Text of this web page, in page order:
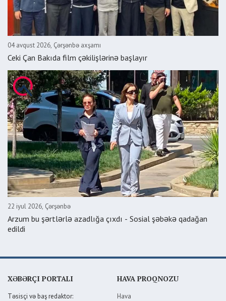
04 avqust 2026, Çərşənbə axşamı
Ceki Çan Bakıda film çəkilişlərinə başlayır
22 iyul 2026, Çərşənbə
Arzum bu şərtlərlə azadlığa çıxdı - Sosial şəbəkə qadağan
edildi
XƏBƏRÇI PORTALI
Təsisçi və baş redaktor:
HAVA PROQNOZU
Hava